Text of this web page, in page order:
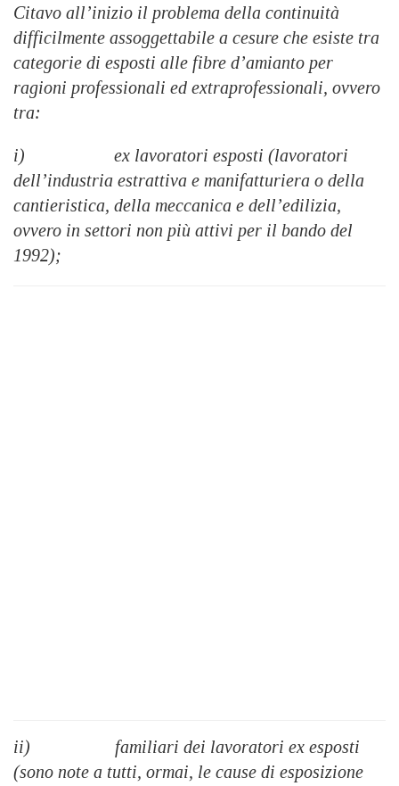
Citavo all’inizio il problema della continuità
difficilmente assoggettabile a cesure che esiste tra
categorie di esposti alle fibre d’amianto per
ragioni professionali ed extraprofessionali, ovvero
tra:
i) ex lavoratori esposti (lavoratori
dell’industria estrattiva e manifatturiera o della
cantieristica, della meccanica e dell’edilizia,
ovvero in settori non più attivi per il bando del
1992);
ii) familiari dei lavoratori ex esposti
(sono note a tutti, ormai, le cause di esposizione